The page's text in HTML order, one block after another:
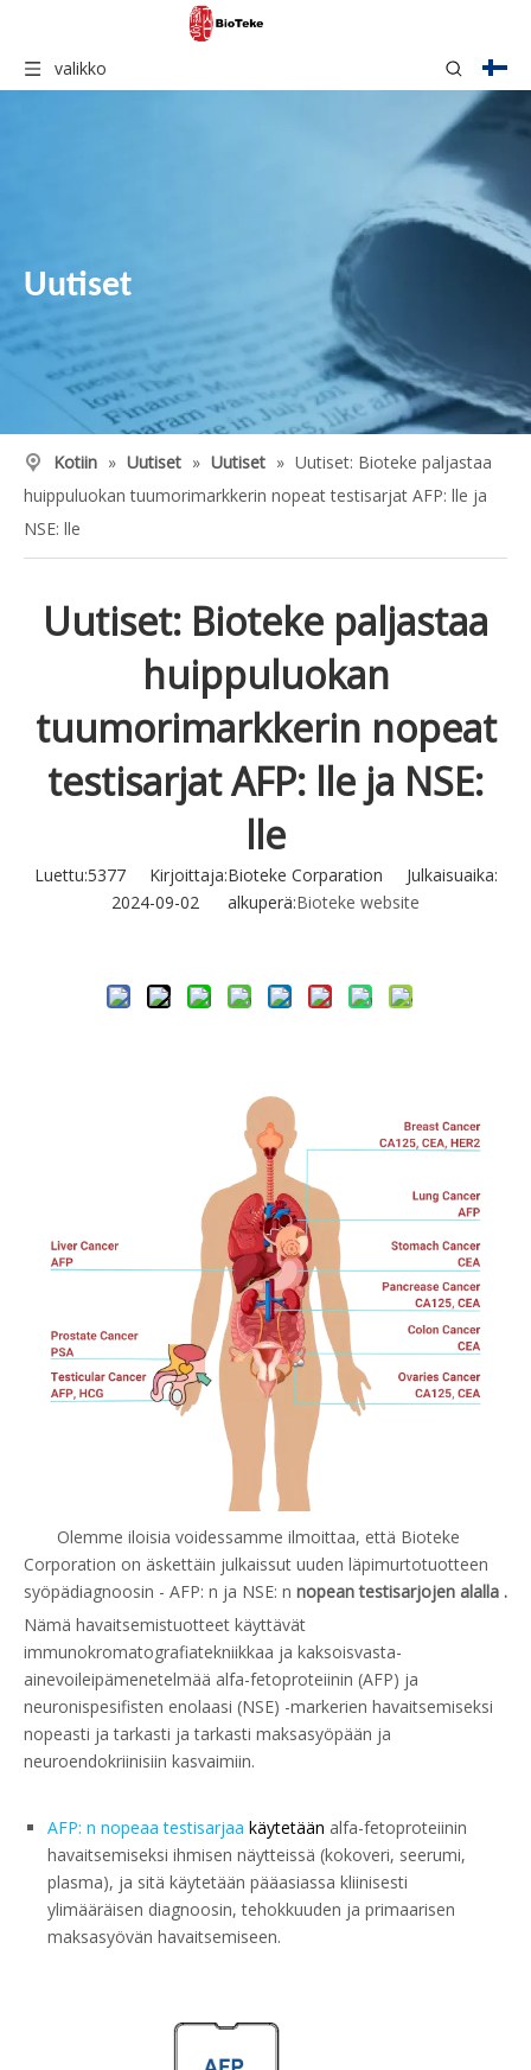
valikko
Uutiset
Kotiin » Uutiset » Uutiset » Uutiset: Bioteke paljastaa
huippuluokan tuumorimarkkerin nopeat testisarjat AFP: lle ja
NSE: lle
Uutiset: Bioteke paljastaa
huippuluokan
tuumorimarkkerin nopeat
testisarjat AFP: lle ja NSE:
lle
Luettu:5377Kirjoittaja:Bioteke Corparation Julkaisuaika:
2024-09-02 alkuperä:Bioteke website
Olemme iloisia voidessamme ilmoittaa, että Bioteke
Corporation on äskettäin julkaissut uuden läpimurtotuotteen
syöpädiagnoosin - AFP: n ja NSE: n nopean testisarjojen alalla .
Nämä havaitsemistuotteet käyttävät
immunokromatografiatekniikkaa ja kaksoisvasta-
ainevoileipämenetelmää alfa-fetoproteiinin (AFP) ja
neuronispesifisten enolaasi (NSE) -markerien havaitsemiseksi
nopeasti ja tarkasti ja tarkasti maksasyöpään ja
neuroendokriinisiin kasvaimiin.
AFP: n nopeaa testisarjaa käytetään alfa-fetoproteiinin
havaitsemiseksi ihmisen näytteissä (kokoveri, seerumi,
plasma), ja sitä käytetään pääasiassa kliinisesti
ylimääräisen diagnoosin, tehokkuuden ja primaarisen
maksasyövän havaitsemiseen.